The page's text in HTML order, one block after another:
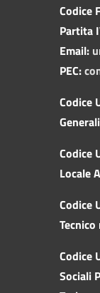
Codice
Partita
Email:
PEC:
Codice
Codice
Locale
Codice
Codice
Sociali